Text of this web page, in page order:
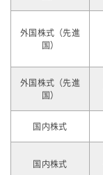
外国株式（先進
国）
外国株式（先進
国）
国内株式
国内株式